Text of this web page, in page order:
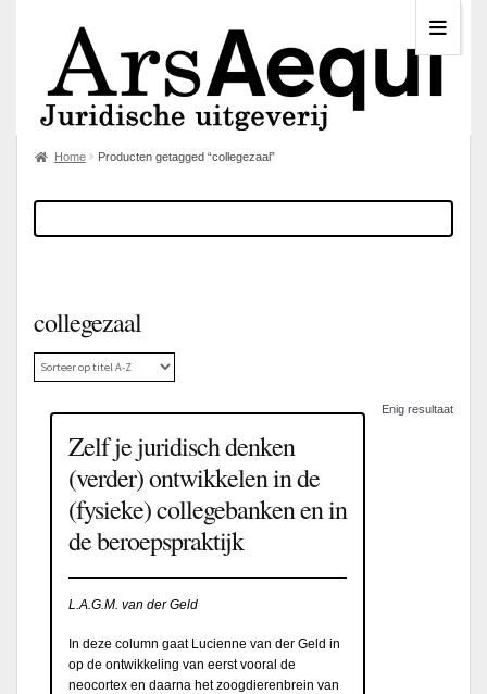
Home Producten getagged “collegezaal”
collegezaal
Enig resultaat
Zelf je juridisch denken
(verder) ontwikkelen in de
(fysieke) collegebanken en in
de beroepspraktijk
L.A.G.M. van der Geld
In deze column gaat Lucienne van der Geld in
op de ontwikkeling van eerst vooral de
neocortex en daarna het zoogdierenbrein van